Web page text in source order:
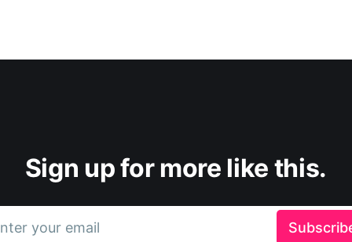
Sign up for more like this.
your email